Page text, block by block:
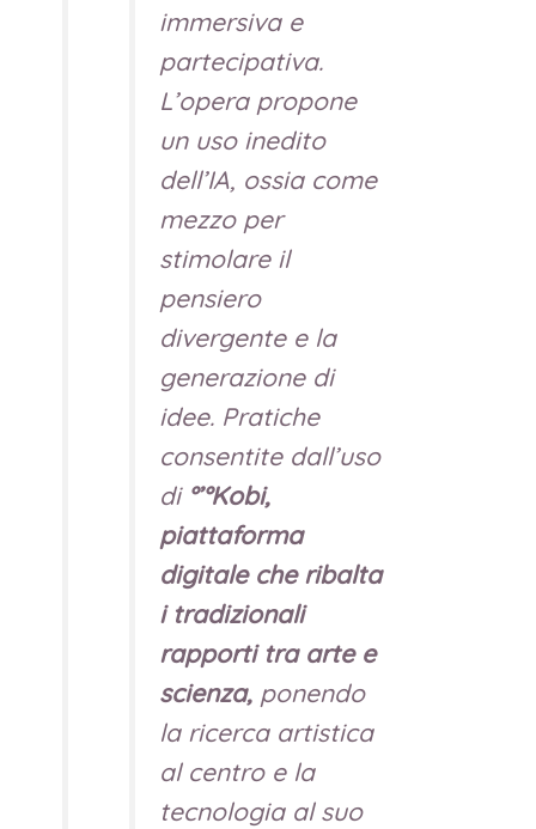
immersiva e
partecipativa.
L’opera propone
un uso inedito
dell’IA, ossia come
mezzo per
stimolare il
pensiero
divergente e la
generazione di
idee. Pratiche
consentite dall’uso
di °’°Kobi,
piattaforma
digitale che ribalta
i tradizionali
rapporti tra arte e
scienza, ponendo
la ricerca artistica
al centro e la
tecnologia al suo